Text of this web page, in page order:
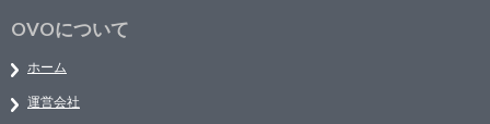
OVOについて
ホーム
運営会社